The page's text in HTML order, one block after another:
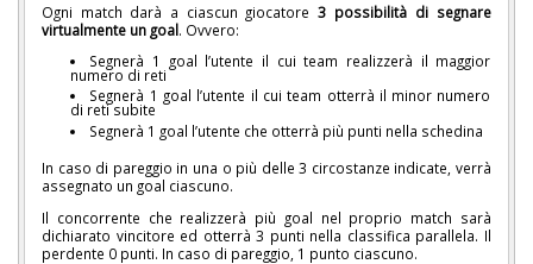
Ogni match darà a ciascun giocatore 3 possibilità di segnare
virtualmente un goal. Ovvero:
Segnerà 1 goal l’utente il cui team realizzerà il maggior
numero di reti
Segnerà 1 goal l’utente il cui team otterrà il minor numero
di reti subite
Segnerà 1 goal l’utente che otterrà più punti nella schedina
In caso di pareggio in una o più delle 3 circostanze indicate, verrà
assegnato un goal ciascuno.
Il concorrente che realizzerà più goal nel proprio match sarà
dichiarato vincitore ed otterrà 3 punti nella classifica parallela. Il
perdente 0 punti. In caso di pareggio, 1 punto ciascuno.